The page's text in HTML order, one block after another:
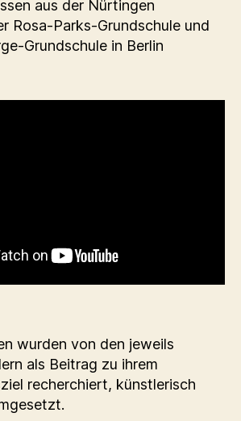
aus der Nürtingen
Rosa-Parks-Grundschule und
Grundschule in Berlin
wurden von den jeweils
als Beitrag zu ihrem
recherchiert, künstlerisch